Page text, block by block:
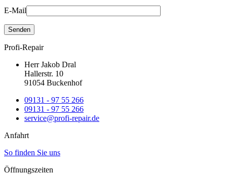
E-Mail
Profi-Repair
Herr Jakob Dral
Hallerstr. 10
91054 Buckenhof
09131 - 97 55 266
09131 - 97 55 266
service@profi-repair.de
Anfahrt
So finden Sie uns
Öffnungszeiten